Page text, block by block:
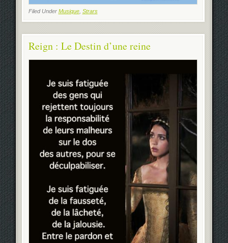
Filed Under Musique, Strars
Reign : Le Destin d’une reine